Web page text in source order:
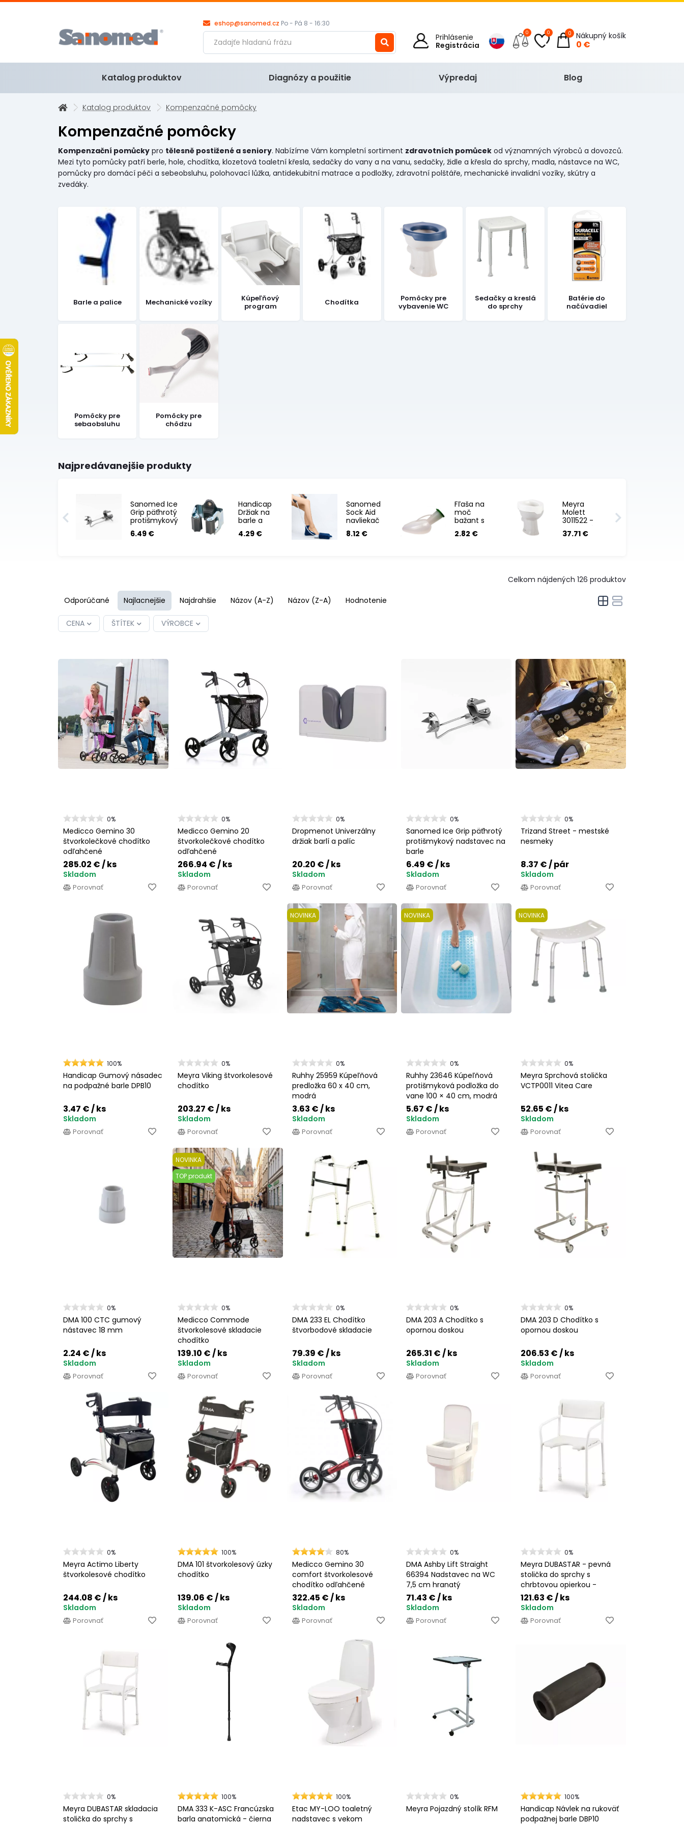
eshop@sanomed.cz Po - Pá 8 - 16:30
Prihlásenie
Registrácia
0 0 Nákupný košík
0 €
0
Katalog produktov Diagnózy a použitie Výpredaj Blog
Katalog produktov Kompenzačné pomôcky
Kompenzačné pomôcky
Kompenzační pomůcky pro tělesně postižené a seniory. Nabízíme Vám kompletní sortiment zdravotních pomůcek od významných výrobců a dovozců.
Mezi tyto pomůcky patří berle, hole, chodítka, klozetová toaletní křesla, sedačky do vany a na vanu, sedačky, židle a křesla do sprchy, madla, nástavce na WC,
pomůcky pro domácí péči a sebeobsluhu, polohovací lůžka, antidekubitní matrace a podložky, zdravotní polštáře, mechanické invalidní vozíky, skútry a
zvedáky.
Barle a palice Mechanické vozíky
Kúpeľňový
program
Chodítka
Pomôcky pre
vybavenie WC
Sedačky a kreslá
do sprchy
Batérie do
načúvadiel
Pomôcky pre
sebaobsluhu
Pomôcky pre
chôdzu
Najpredávanejšie produkty
Sanomed Ice
Grip päťhrotý
protišmykový
nadstavec
na barle
6.49 €
Handicap
Držiak na
barle a
palice
4.29 €
Sanomed
Sock Aid
navliekač
ponožiek
8.12 €
Fľaša na
moč
bažant s
viečkom 1
ks
2.82 €
Meyra
Molett
3011522 -
Toaletný
nadstavec
37.71 €
Celkom nájdených 126 produktov
Odporúčané Najlacnejšie Najdrahšie Názov (A-Z) Názov (Z-A) Hodnotenie
CENA ŠTÍTEK VÝROBCE
0%
Medicco Gemino 30
štvorkolečkové chodítko
odľahčené
285.02 € / ks
Skladom
Porovnať
0%
Medicco Gemino 20
štvorkolečkové chodítko
odľahčené
266.94 € / ks
Skladom
Porovnať
0%
Dropmenot Univerzálny
držiak barlí a palíc
20.20 € / ks
Skladom
Porovnať
0%
Sanomed Ice Grip päťhrotý
protišmykový nadstavec na
barle
6.49 € / ks
Skladom
Porovnať
0%
Trizand Street - mestské
nesmeky
8.37 € / pár
Skladom
Porovnať
100%
Handicap Gumový násadec
na podpažné barle DPB10
3.47 € / ks
Skladom
Porovnať
0%
Meyra Viking štvorkolesové
chodítko
203.27 € / ks
Skladom
Porovnať
NOVINKA
0%
Ruhhy 25959 Kúpeľňová
predložka 60 x 40 cm,
modrá
3.63 € / ks
Skladom
Porovnať
NOVINKA
0%
Ruhhy 23646 Kúpeľňová
protišmyková podložka do
vane 100 × 40 cm, modrá
5.67 € / ks
Skladom
Porovnať
NOVINKA
0%
Meyra Sprchová stolička
VCTP0011 Vitea Care
52.65 € / ks
Skladom
Porovnať
0%
DMA 100 CTC gumový
nástavec 18 mm
2.24 € / ks
Skladom
Porovnať
NOVINKA
TOP produkt
0%
Medicco Commode
štvorkolesové skladacie
chodítko
139.10 € / ks
Skladom
Porovnať
0%
DMA 233 EL Chodítko
štvorbodové skladacie
79.39 € / ks
Skladom
Porovnať
0%
DMA 203 A Chodítko s
opornou doskou
265.31 € / ks
Skladom
Porovnať
0%
DMA 203 D Chodítko s
opornou doskou
206.53 € / ks
Skladom
Porovnať
0%
Meyra Actimo Liberty
štvorkolesové chodítko
244.08 € / ks
Skladom
Porovnať
100%
DMA 101 štvorkolesový úzky
chodítko
139.06 € / ks
Skladom
Porovnať
80%
Medicco Gemino 30
comfort štvorkolesové
chodítko odľahčené
322.45 € / ks
Skladom
Porovnať
0%
DMA Ashby Lift Straight
66394 Nadstavec na WC
7,5 cm hranatý
71.43 € / ks
Skladom
Porovnať
0%
Meyra DUBASTAR - pevná
stolička do sprchy s
chrbtovou opierkou -
3016722
121.63 € / ks
Skladom
Porovnať
0%
Meyra DUBASTAR skladacia
stolička do sprchy s
100%
DMA 333 K-ASC Francúzska
barla anatomická - čierna
100%
Etac MY-LOO toaletný
nadstavec s vekom
0%
Meyra Pojazdný stolík RFM
100%
Handicap Návlek na rukoväť
podpažnej barle DBP10